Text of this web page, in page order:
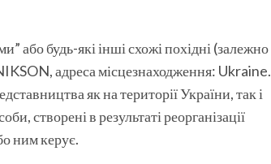
або будь-які інші схожі похідні (залежно
адреса місцезнаходження: Ukraine.
як на території України, так і
створені в результаті реорганізації
ним керує.